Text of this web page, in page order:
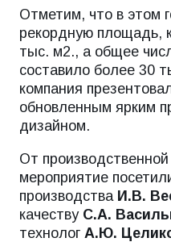
Отметим, что в этом
рекордную площадь,
тыс. м2., а общее
составило более 30
компания
обновленным ярким
дизайном.
От
мероприятие
производства И.В.
качеству С.А.
технолог А.Ю.